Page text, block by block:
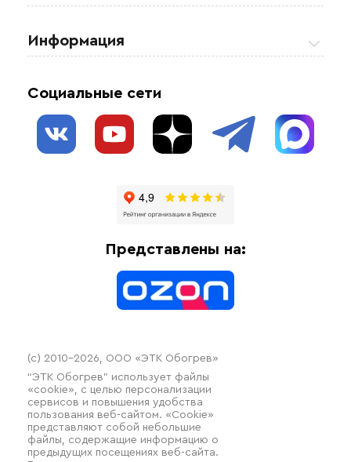
Регулирующая аппаратура
Взрывозащищенное оборудование
Системы защиты от протечки
Отопительное оборудование
Обогрев резервуаров
Обогрев трубопроводов
Информация
Блог
Социальные сети
Представлены на:
(c) 2010–2026, ООО «ЭТК Обогрев»
“ЭТК Обогрев” использует файлы
«cookie», с целью персонализации
сервисов и повышения удобства
пользования веб-сайтом. «Cookie»
представляют собой небольшие
файлы, содержащие информацию о
предыдущих посещениях веб-сайта.